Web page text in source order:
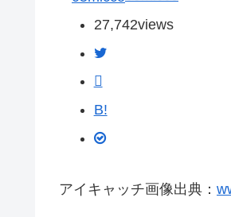
27,742views
B!
アイキャッチ画像出典：